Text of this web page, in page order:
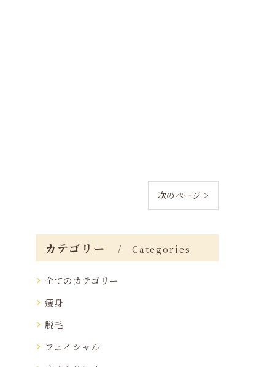
次のページ >
カテゴリー Categories
全てのカテゴリー
痩身
脱毛
フェイシャル